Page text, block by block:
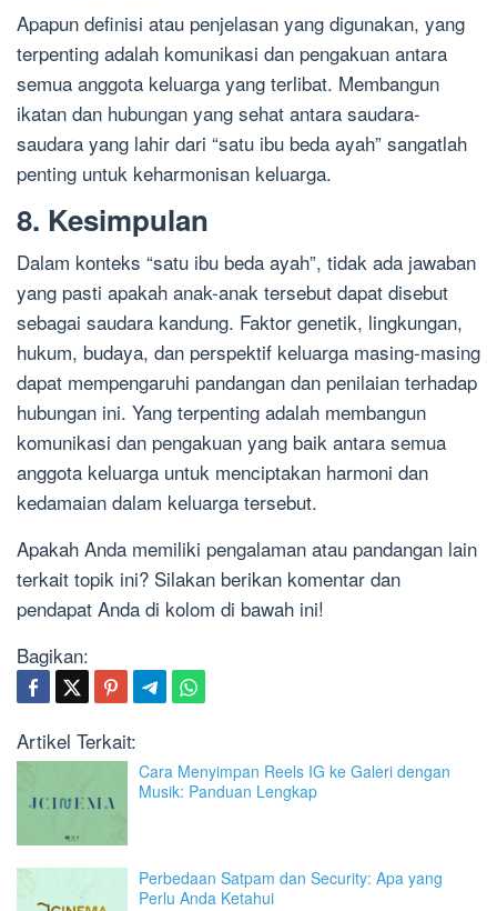
Apapun definisi atau penjelasan yang digunakan, yang
terpenting adalah komunikasi dan pengakuan antara
semua anggota keluarga yang terlibat. Membangun
ikatan dan hubungan yang sehat antara saudara-
saudara yang lahir dari “satu ibu beda ayah” sangatlah
penting untuk keharmonisan keluarga.
8. Kesimpulan
Dalam konteks “satu ibu beda ayah”, tidak ada jawaban
yang pasti apakah anak-anak tersebut dapat disebut
sebagai saudara kandung. Faktor genetik, lingkungan,
hukum, budaya, dan perspektif keluarga masing-masing
dapat mempengaruhi pandangan dan penilaian terhadap
hubungan ini. Yang terpenting adalah membangun
komunikasi dan pengakuan yang baik antara semua
anggota keluarga untuk menciptakan harmoni dan
kedamaian dalam keluarga tersebut.
Apakah Anda memiliki pengalaman atau pandangan lain
terkait topik ini? Silakan berikan komentar dan
pendapat Anda di kolom di bawah ini!
Bagikan:
Artikel Terkait:
Cara Menyimpan Reels IG ke Galeri dengan
Musik: Panduan Lengkap
Perbedaan Satpam dan Security: Apa yang
Perlu Anda Ketahui